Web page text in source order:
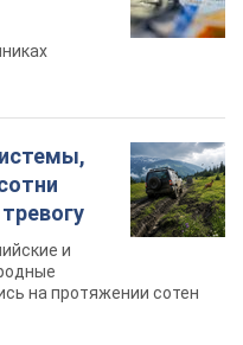
и
на протяжении сотен